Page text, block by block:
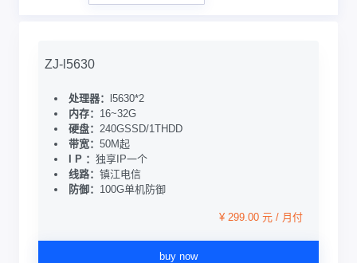
ZJ-l5630
处理器：
l5630*2
内存： 16~32G
硬盘： 240GSSD/1THDD
带宽： 50M起
I P ： 独享IP一个
线路： 镇江电信
防御： 100G单机防御
¥ 299.00 元 / 月付
buy now